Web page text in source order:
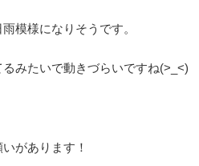
模様になりそうです。
みたいで動きづらいですね(>_<)
があります！